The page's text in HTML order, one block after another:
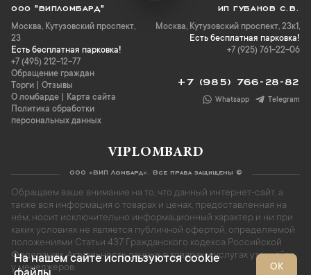
ООО "ВИПЛОМБАРД"
Москва, Кутузовский проспект,
23
Есть бесплатная парковка!
+7 (495) 212-12-77
Обращение граждан
Торги
Отзывы
О ломбарде
Карта сайта
Политика обработки
персональных данных
ИП ГУБАНОВ С.В.
Москва, Кутузовский проспект, 23к1,
Есть бесплатная парковка!
+7 (925) 761-22-06
+7 (985) 766-28-82
Whatsapp Telegram
VIPLOMBARD
ООО «ВИП Ломбард». Все права защищены ©
Обращаем ваше внимание на то, что данный интернет-сайт, а
также вся информация о товарах и ценах, предоставленная на
нём, носит исключительно информационный характер и ни при
каких условиях не является публичной офертой, определяемой
положениями Статьи 437 Гражданского кодекса Российской
Федерации. Актуальность данных о товарах и услугах уточняйте
у менеджеров.
На нашем сайте используются cookie
ОК